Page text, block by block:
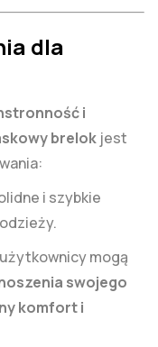
dla
i
brelok jest
i szybkie
mogą
swojego
komfort i